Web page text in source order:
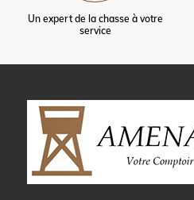
Un expert de la chasse à votre
service